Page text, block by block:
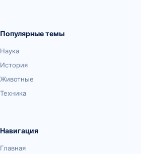
Популярные темы
Наука
История
Животные
Техника
Навигация
Главная